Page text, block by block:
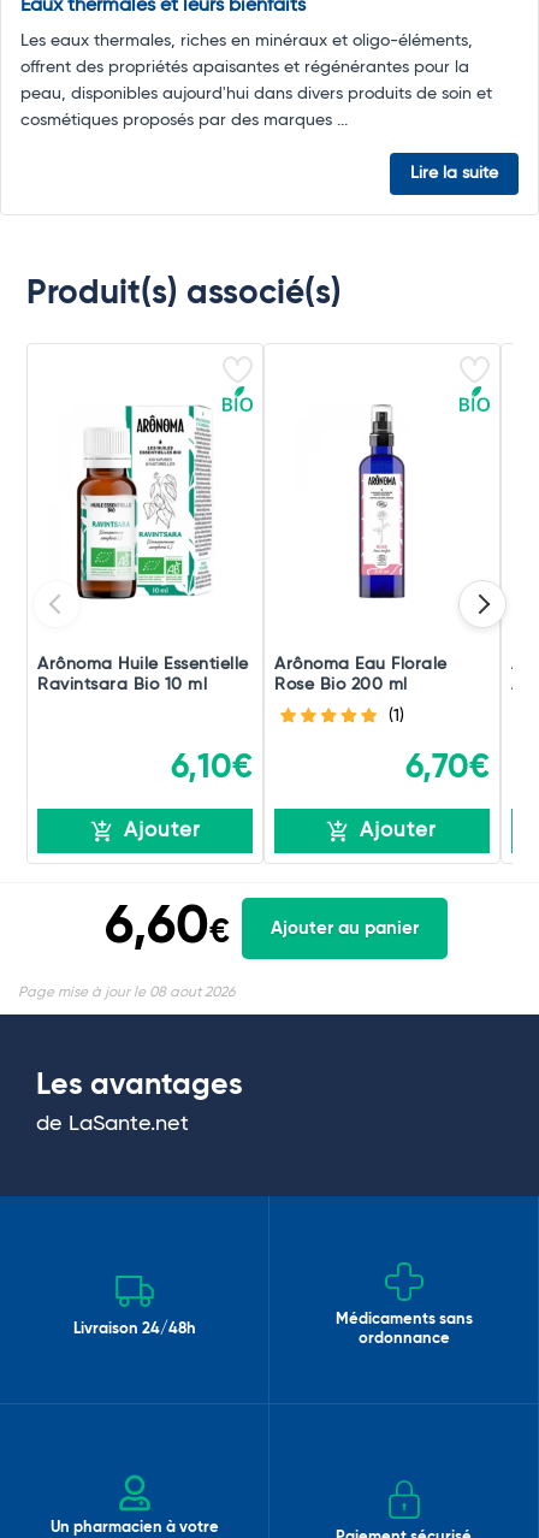
Eaux thermales et leurs bienfaits
Les eaux thermales, riches en minéraux et oligo-éléments,
offrent des propriétés apaisantes et régénérantes pour la
peau, disponibles aujourd'hui dans divers produits de soin et
cosmétiques proposés par des marques ...
Lire la suite
Produit(s) associé(s)
Arônoma Huile Essentielle
Ravintsara Bio 10 ml
6,10€
Ajouter
Arônoma Eau Florale
Rose Bio 200 ml
(1)
6,70€
Ajouter
6,60€ Ajouter au panier
Page mise à jour le 08 aout 2026
Les avantages
de LaSante.net
Livraison 24/48h
Médicaments sans
ordonnance
Un pharmacien à votre